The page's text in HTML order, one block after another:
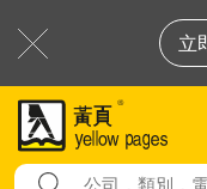
立